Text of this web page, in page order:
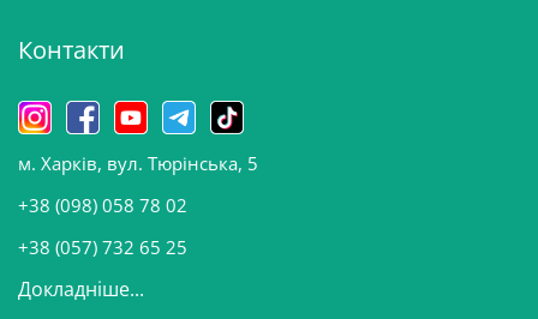
в
н
о
в
и
Контакти
м. Харків, вул. Тюрінська, 5
+38 (098) 058 78 02
+38 (057) 732 65 25
Докладніше...